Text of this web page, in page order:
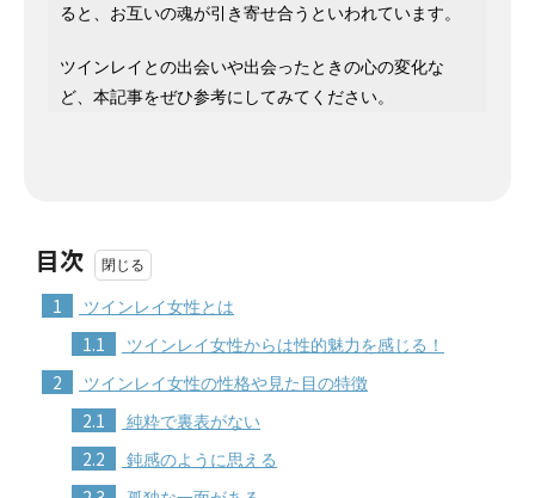
ると、お互いの魂が引き寄せ合うといわれています。
ツインレイとの出会いや出会ったときの心の変化な
ど、本記事をぜひ参考にしてみてください。
目次
1 ツインレイ女性とは
1.1 ツインレイ女性からは性的魅力を感じる！
2 ツインレイ女性の性格や見た目の特徴
2.1 純粋で裏表がない
2.2 鈍感のように思える